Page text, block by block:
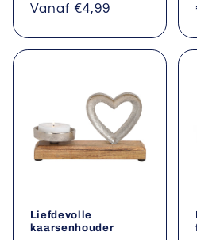
Normale
Vanaf €4,99
Liefdevolle
kaarsenhouder